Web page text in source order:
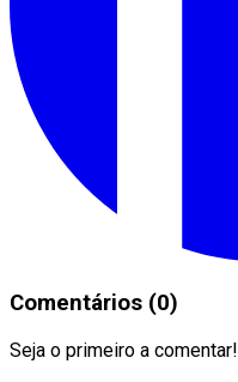
Comentários (0)
Seja o primeiro a comentar!